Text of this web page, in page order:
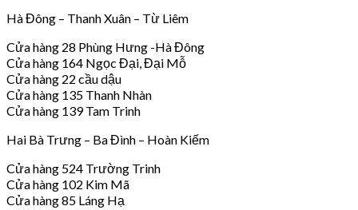
Hà Đông – Thanh Xuân – Từ Liêm
Cửa hàng 28 Phùng Hưng -Hà Đông
Cửa hàng 164 Ngọc Đại, Đại Mỗ
Cửa hàng 22 cầu dậu
Cửa hàng 135 Thanh Nhàn
Cửa hàng 139 Tam Trinh
Hai Bà Trưng – Ba Đình – Hoàn Kiếm
Cửa hàng 524 Trường Trinh
Cửa hàng 102 Kim Mã
Cửa hàng 85 Láng Hạ